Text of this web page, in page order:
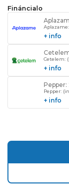
Fináncialo
+ info
Cetelem:
+ info
Pepper:
Pepper:
+ info